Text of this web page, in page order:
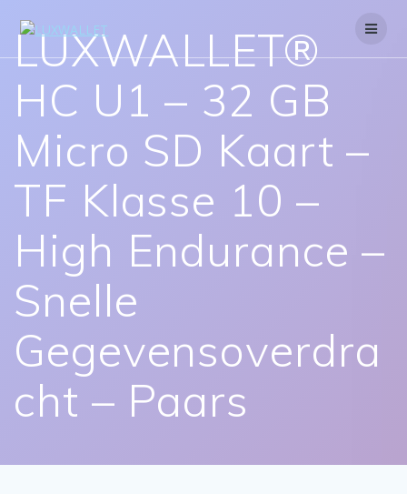
LUXWALLET®
HC U1 – 32 GB
Micro SD Kaart –
TF Klasse 10 –
High Endurance –
Snelle
Gegevensoverdra
cht – Paars